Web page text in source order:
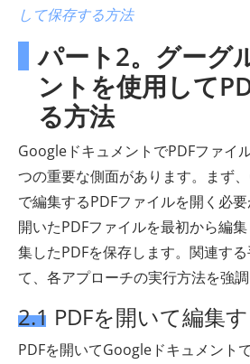
して保存する方法
パート2。グーグ
ントを使用して
る方法
GoogleドキュメントでPDFファイ
つの重要な側面があります。まず
で編集するPDFファイルを開く必要
開いたPDFファイルを最初から編
集したPDFを保存します。関連す
て、各アプローチの実行方法を強調
2.1 PDFを開いて編集
PDFを開いてGoogleドキュメント